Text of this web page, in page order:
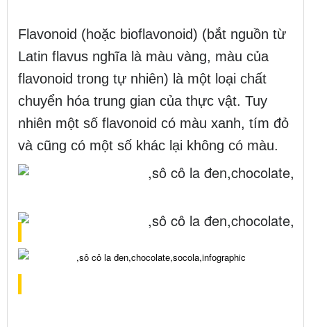
Flavonoid (hoặc bioflavonoid) (bắt nguồn từ
Latin flavus nghĩa là màu vàng, màu của
flavonoid trong tự nhiên) là một loại chất
chuyển hóa trung gian của thực vật. Tuy
nhiên một số flavonoid có màu xanh, tím đỏ
và cũng có một số khác lại không có màu.